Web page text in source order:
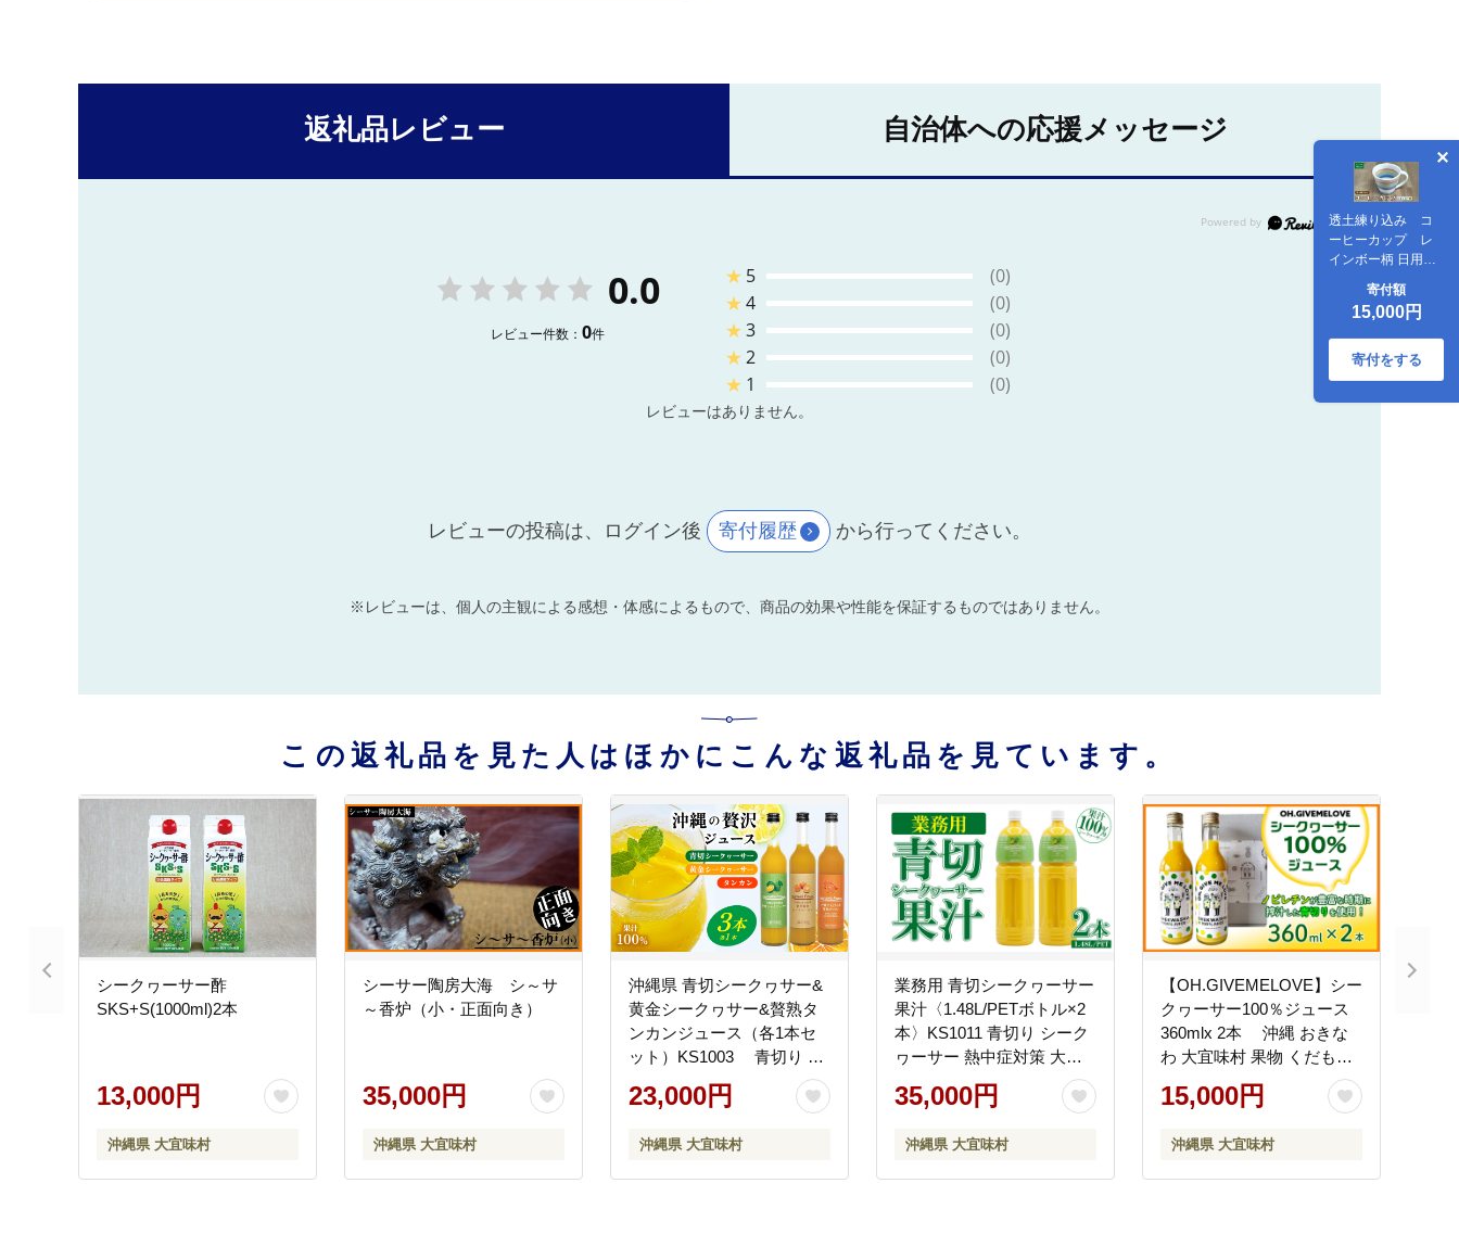
透土練り込み コ
ーヒーカップ レ
インボー柄 日用品
食器 コップ カップ
コーヒーカップ 透
土 陶器 焼物 やちむ
ん 工芸品 伝統工芸
虹柄 インテリア プ
レゼント ギフト 贈
寄付額
15,000円
寄付をする
返礼品レビュー 自治体への応援メッセージ
0.0
レビュー件数： 0件
★ 5
(0)
★4
(0)
★3
(0)
★2
(0)
★ 1 (0)
レビューはありません。
レビューの投稿は、ログイン後 寄付履歴 から行ってください。
※レビューは、個人の主観による感想・体感によるもので、商品の効果や性能を保証するものではありません。
この返礼品を見た人はほかにこんな返礼品を見ています。
シークヮーサー酢
SKS+S(1000ml)2本
13,000円
沖縄県 大宜味村
シーサー陶房大海 シ～サ
～香炉（小・正面向き）
35,000円
沖縄県 大宜味村
沖縄県 青切シークヮサー&
黄金シークヮサー&贅熟タ
ンカンジュース（各1本セ
ット）KS1003 青切り 黄
金 くがに シークヮーサー
タンカン みかん 調味料 ジ
ル お土産 果物 くだもの 取
り寄せ ご当地 やんばる ノ
23,000円
沖縄県 大宜味村
業務用 青切シークヮーサー
果汁〈1.48L/PETボトル×2
本〉KS1011 青切り シーク
ヮーサー 熱中症対策 大容
量 ドレッシング 調味料 ジ
ュース 飲み物 調理 酸味 ノ
寄せ 果物 くだもの ご当地
やんばる 果汁 トロピカル
35,000円
沖縄県 大宜味村
【OH.GIVEMELOVE】シー
クヮーサー100％ジュース
360mlx 2本 沖縄 おきな
わ 大宜味村 果物 くだもの
果実 シークワーサー しー
くわーさー みかん 沖縄県
題 ドリンク ドレッシング
国産 県産 送料無料 やんば
15,000円
沖縄県 大宜味村